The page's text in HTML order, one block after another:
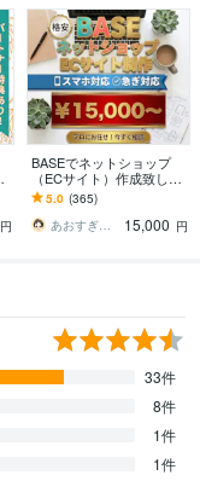
円
BASEでネットショップ
（ECサイト）作成致しま
す 格安でBASEを制作代行
致します！リニューアル
もOK！
5.0 (365)
あおすぎ＠丁寧に取り組みます
15,000 円
33件
8件
1件
1件